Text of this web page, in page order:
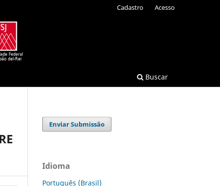
Buscar
Cadastro Acesso
Enviar Submissão
Idioma
Português (Brasil)